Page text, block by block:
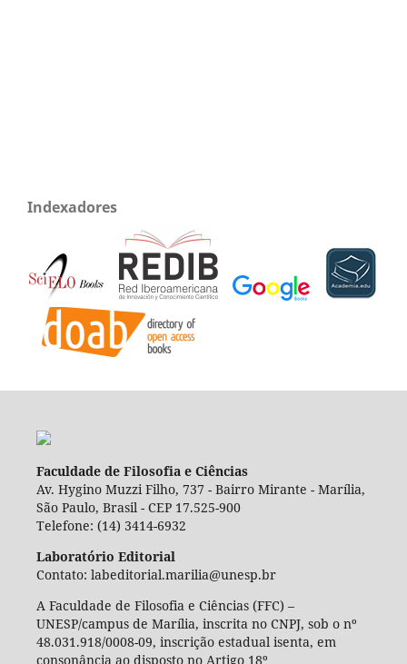
Indexadores
Faculdade de Filosofia e Ciências
Av. Hygino Muzzi Filho, 737 - Bairro Mirante - Marília,
São Paulo, Brasil - CEP 17.525-900
Telefone: (14) 3414-6932
Laboratório Editorial
Contato: labeditorial.marilia@unesp.br
A Faculdade de Filosofia e Ciências (FFC) –
UNESP/campus de Marília, inscrita no CNPJ, sob o nº
48.031.918/0008-09, inscrição estadual isenta, em
consonância ao disposto no Artigo 18º